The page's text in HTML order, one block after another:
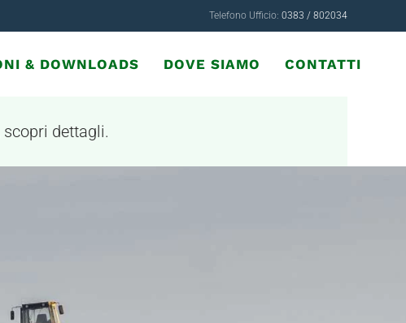
Telefono Ufficio: 0383 / 802034
& DOWNLOADS DOVE SIAMO CONTATTI
scopri dettagli.